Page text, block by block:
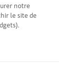
notre
le site de
|CGU